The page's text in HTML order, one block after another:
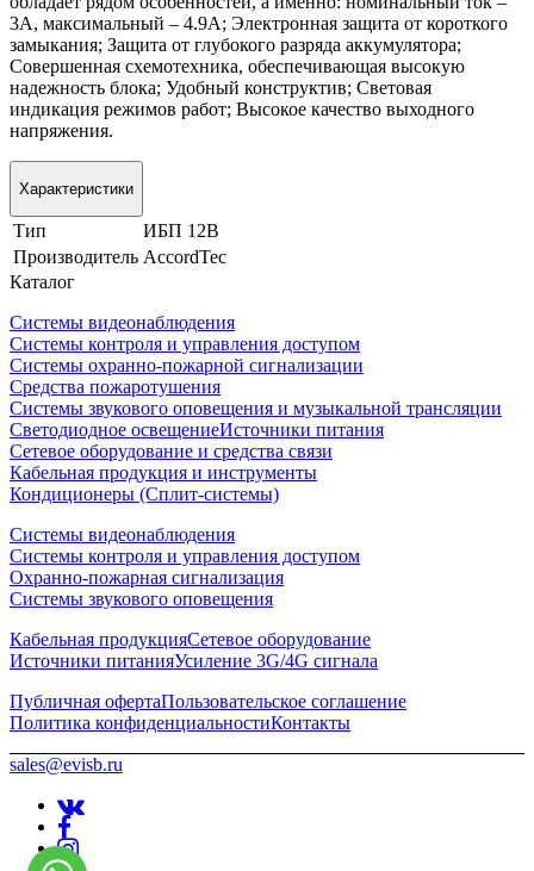
3А, максимальный – 4.9А; Электронная защита от короткого
замыкания; Защита от глубокого разряда аккумулятора;
Совершенная схемотехника, обеспечивающая высокую
надежность блока; Удобный конструктив; Световая
индикация режимов работ; Высокое качество выходного
напряжения.
Характеристики
Тип
ИБП 12В
Производитель AccordTec
Каталог
Системы видеонаблюдения
Системы контроля и управления доступом
Системы охранно-пожарной сигнализации
Средства пожаротушения
Системы звукового оповещения и музыкальной трансляции
Светодиодное освещениеИсточники питания
Сетевое оборудование и средства связи
Кабельная продукция и инструменты
Кондиционеры (Сплит-системы)
Системы видеонаблюдения
Системы контроля и управления доступом
Охранно-пожарная сигнализация
Системы звукового оповещения
Кабельная продукцияСетевое оборудование
Источники питанияУсиление 3G/4G сигнала
Публичная офертаПользовательское соглашение
Политика конфиденциальностиКонтакты
sales@evisb.ru